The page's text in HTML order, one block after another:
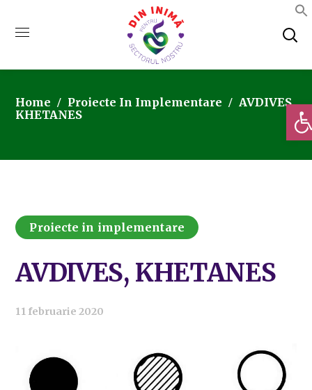
Home Proiecte In Implementare
AVDIVES,
KHETANES
Proiecte in implementare
AVDIVES, KHETANES
11 februarie 2020